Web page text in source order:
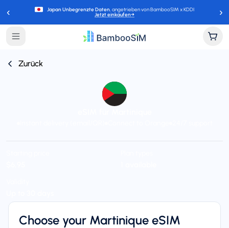
‹ Japan Unbegrenzte Daten, angetrieben von BambooSIM x KDDI
Jetzt einkaufen→ ›
Zurück
Choose your Martinique eSIM